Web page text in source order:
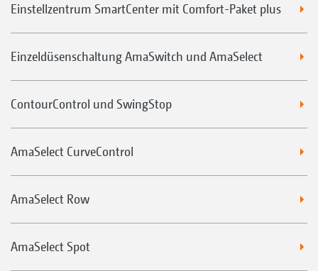
Einstellzentrum SmartCenter mit Comfort-Paket plus
Einzeldüsenschaltung AmaSwitch und AmaSelect
ContourControl und SwingStop
AmaSelect CurveControl
AmaSelect Row
AmaSelect Spot